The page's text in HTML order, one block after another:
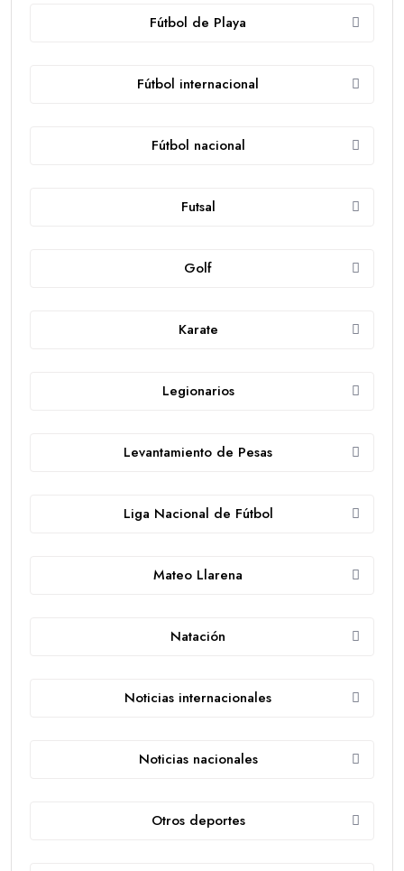
Fútbol de Playa
Fútbol internacional
Fútbol nacional
Futsal
Golf
Karate
Legionarios
Levantamiento de Pesas
Liga Nacional de Fútbol
Mateo Llarena
Natación
Noticias internacionales
Noticias nacionales
Otros deportes